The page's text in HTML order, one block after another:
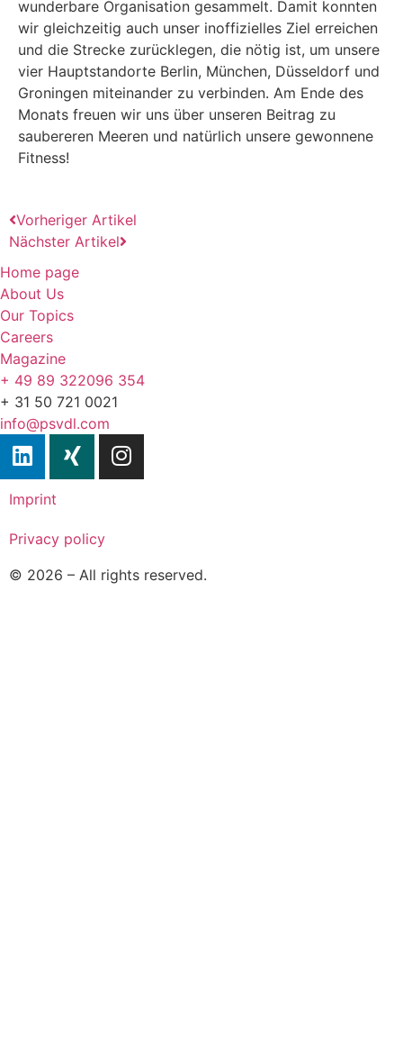
wunderbare Organisation gesammelt. Damit konnten
wir gleichzeitig auch unser inoffizielles Ziel erreichen
und die Strecke zurücklegen, die nötig ist, um unsere
vier Hauptstandorte Berlin, München, Düsseldorf und
Groningen miteinander zu verbinden. Am Ende des
Monats freuen wir uns über unseren Beitrag zu
saubereren Meeren und natürlich unsere gewonnene
Fitness!
Vorheriger Artikel
Nächster Artikel
Home page
About Us
Our Topics
Careers
Magazine
+ 49 89 322096 354
+ 31 50 721 0021
info@psvdl.com
© 2026 – All rights reserved.
Privacy policy
Imprint